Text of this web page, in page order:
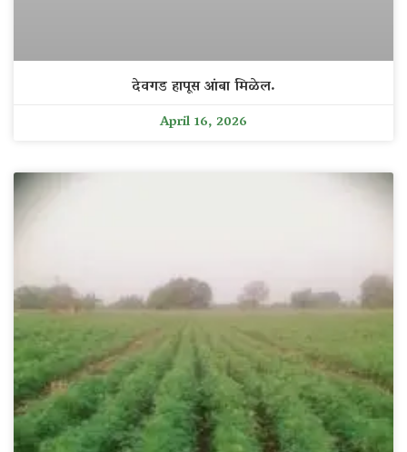
देवगड हापूस आंबा मिळेल.
April 16, 2026